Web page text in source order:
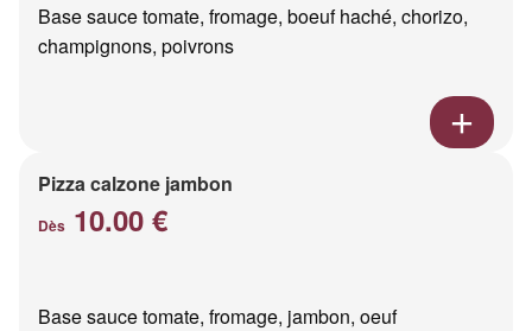
Base sauce tomate, fromage, boeuf haché, chorizo,
champignons, poivrons
Pizza calzone jambon
Dès 10.00 €
Base sauce tomate, fromage, jambon, oeuf